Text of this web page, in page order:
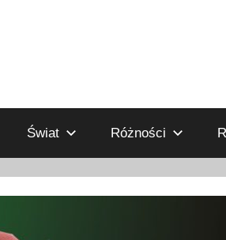
Świat Różności